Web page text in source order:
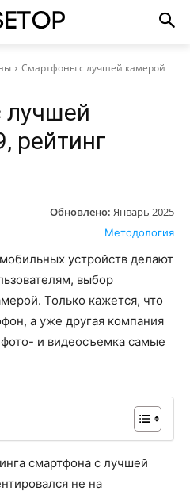
Смартфоны с лучшей камерой
рейтинг
Обновлено: Январь 2025
Методология
устройств делают
выбор
Только кажется, что
а уже другая компания
и видеосъемка самые
смартфона с лучшей
не на